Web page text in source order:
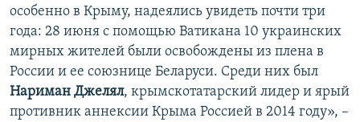
особенно в Крыму, надеялись увидеть почти три
года: 28 июня с помощью Ватикана 10 украинских
мирных жителей были освобождены из плена в
России и ее союзнице Беларуси. Среди них был
Нариман Джелял, крымскотатарский лидер и ярый
противник аннексии Крыма Россией в 2014 году», –